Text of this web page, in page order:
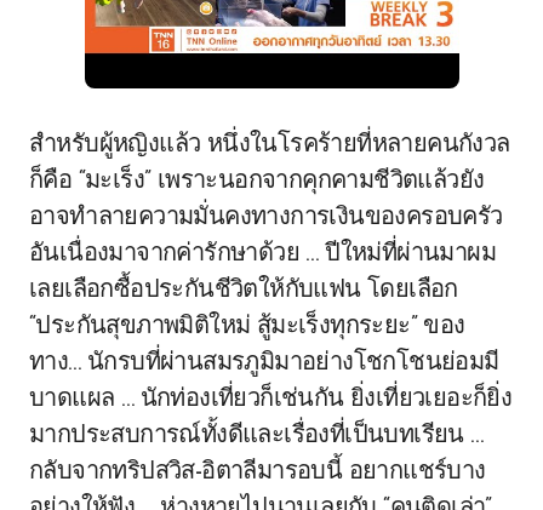
สำหรับผู้หญิงแล้ว หนึ่งในโรคร้ายที่หลายคนกังวล
ก็คือ “มะเร็ง” เพราะนอกจากคุกคามชีวิตแล้วยัง
อาจทำลายความมั่นคงทางการเงินของครอบครัว
อันเนื่องมาจากค่ารักษาด้วย … ปีใหม่ที่ผ่านมาผม
เลยเลือกซื้อประกันชีวิตให้กับแฟน โดยเลือก
“ประกันสุขภาพมิติใหม่ สู้มะเร็งทุกระยะ” ของ
ทาง… นักรบที่ผ่านสมรภูมิมาอย่างโชกโชนย่อมมี
บาดแผล … นักท่องเที่ยวก็เช่นกัน ยิ่งเที่ยวเยอะก็ยิ่ง
มากประสบการณ์ทั้งดีและเรื่องที่เป็นบทเรียน …​
กลับจากทริปสวิส-อิตาลีมารอบนี้ อยากแชร์บาง